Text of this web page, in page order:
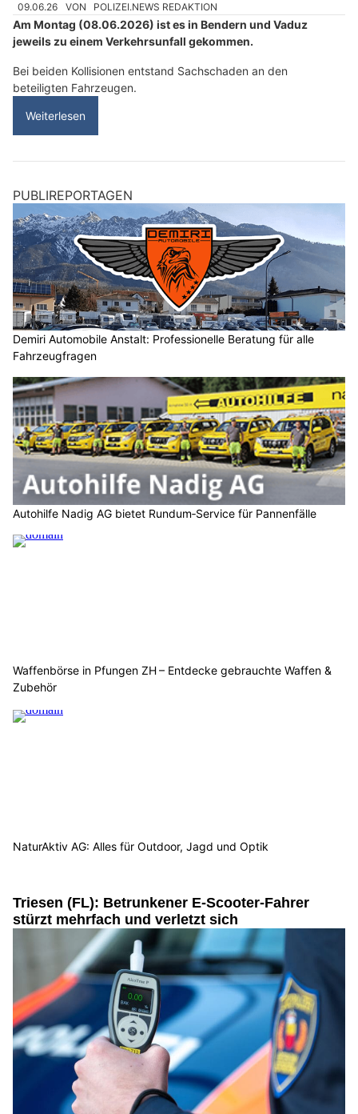
09.06.26 VON POLIZEI.NEWS REDAKTION
Am Montag (08.06.2026) ist es in Bendern und Vaduz
jeweils zu einem Verkehrsunfall gekommen.
Bei beiden Kollisionen entstand Sachschaden an den
beteiligten Fahrzeugen.
Weiterlesen
PUBLIREPORTAGEN
Demiri Automobile Anstalt: Professionelle Beratung für alle
Fahrzeugfragen
Autohilfe Nadig AG bietet Rundum‑Service für Pannenfälle
Waffenbörse in Pfungen ZH – Entdecke gebrauchte Waffen &
Zubehör
NaturAktiv AG: Alles für Outdoor, Jagd und Optik
Triesen (FL): Betrunkener E-Scooter-Fahrer
stürzt mehrfach und verletzt sich